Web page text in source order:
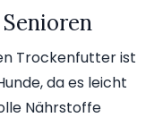
Trockenfutter ist
da es leicht
Nährstoffe